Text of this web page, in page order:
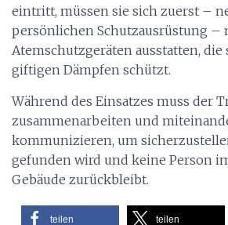
eintritt, müssen sie sich zuerst –
persönlichen Schutzausrüstung –
Atemschutzgeräten ausstatten, die
giftigen Dämpfen schützt.
Während des Einsatzes muss der
zusammenarbeiten und
kommunizieren, um
gefunden wird und keine Person
Gebäude zurückbleibt.
teilen teilen